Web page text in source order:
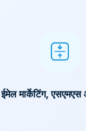
ईमेल मार्केटिंग,